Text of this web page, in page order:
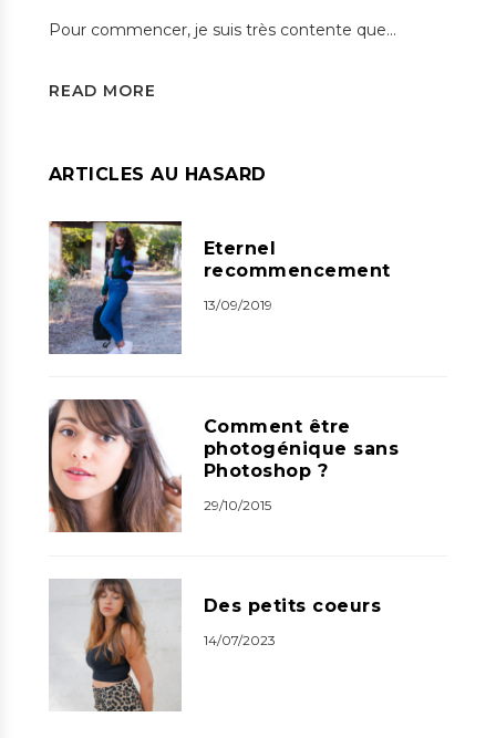
Pour commencer, je suis très contente que…
READ MORE
ARTICLES AU HASARD
Eternel
recommencement
13/09/2019
Comment être
photogénique sans
Photoshop ?
29/10/2015
Des petits coeurs
14/07/2023